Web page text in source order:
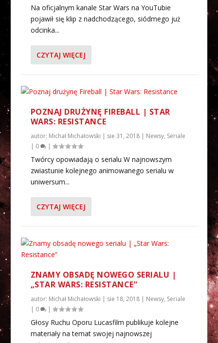
Na oficjalnym kanale Star Wars na YouTubie
pojawił się klip z nadchodzącego, siódmego już
odcinka...
CZYTAJ WIĘCEJ
POZNAJ DRUŻYNĘ FIREBALL | STAR
WARS: RESISTANCE
autor: Michał Michałowski | sie 31, 2018| Newsy, Seriale
| 0 |
Twórcy opowiadają o serialu W najnowszym
zwiastunie kolejnego animowanego serialu w
uniwersum...
CZYTAJ WIĘCEJ
ZNAMY OBSADĘ NOWEGO SERIALU |
„STAR WARS: RESISTANCE”
autor: Michał Michałowski | sie 18, 2018| Newsy, Seriale
| 0 |
Głosy Ruchu Oporu Lucasfilm publikuje kolejne
materiały na temat swojej najnowszej